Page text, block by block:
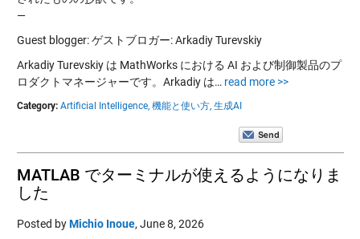
—
Guest blogger: ゲストブロガー: Arkadiy Turevskiy
Arkadiy Turevskiy は MathWorks における AI および制御製品のプ
ロダクトマネージャーです。Arkadiy は… read more >>
Category: Artificial Intelligence, 機能と使い方, 生成AI
MATLAB でターミナルが使えるようになりま
した
Posted byMichio Inoue, June 8, 2026